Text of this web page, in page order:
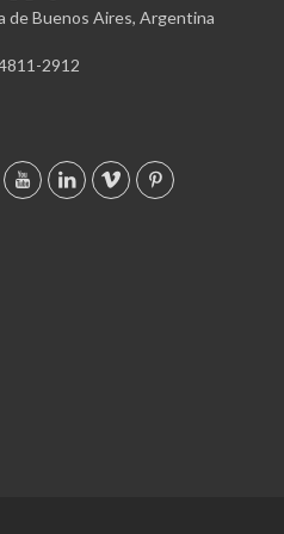
de Buenos Aires, Argentina
2912